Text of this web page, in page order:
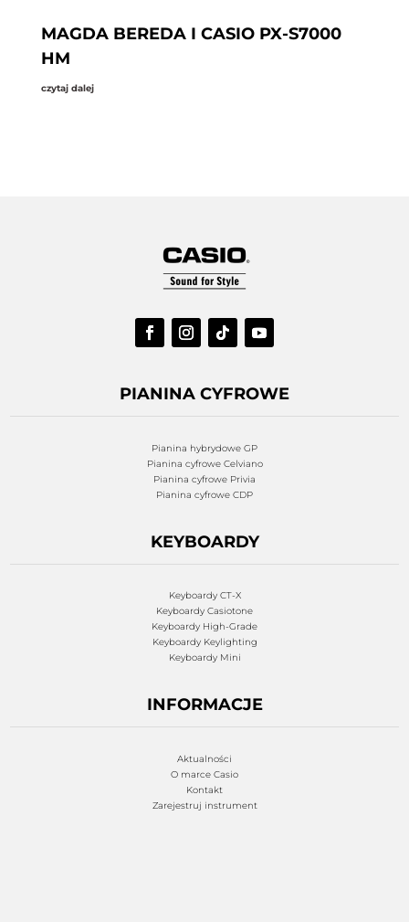
MAGDA BEREDA I CASIO PX-S7000
HM
czytaj dalej
PIANINA CYFROWE
Pianina hybrydowe GP
Pianina cyfrowe Celviano
Pianina cyfrowe Privia
Pianina cyfrowe CDP
KEYBOARDY
Keyboardy CT-X
Keyboardy Casiotone
Keyboardy High-Grade
Keyboardy Keylighting
Keyboardy Mini
INFORMACJE
Aktualności
O marce Casio
Kontakt
Zarejestruj instrument